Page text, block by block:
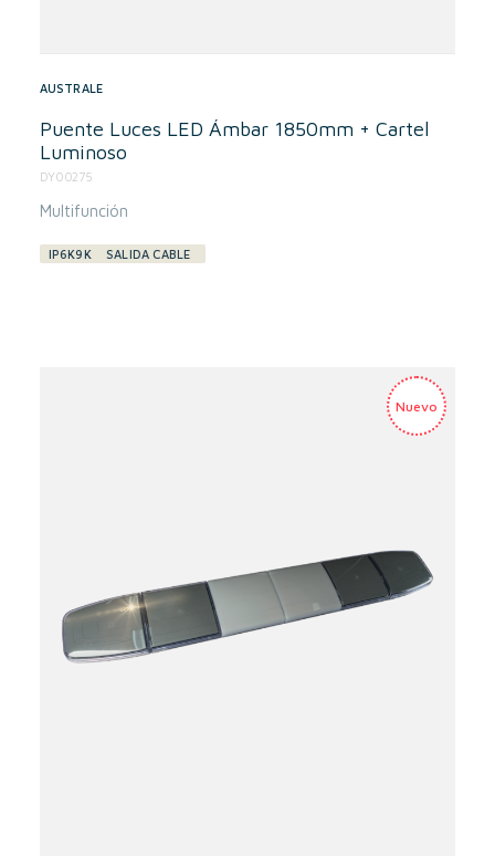
AUSTRALE
Puente Luces LED Ámbar 1850mm + Cartel
Luminoso
DY00275
Multifunción
IP6K9K SALIDA CABLE